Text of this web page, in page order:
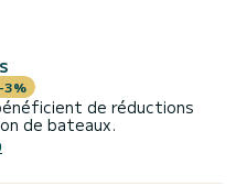
-3%
de réductions
de bateaux.